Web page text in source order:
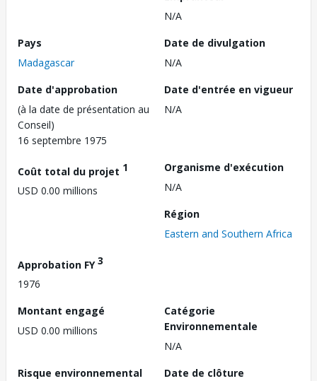
N/A
Pays
Madagascar
Date de divulgation
N/A
Date d'approbation
(à la date de présentation au
Conseil)
16 septembre 1975
Date d'entrée en vigueur
N/A
Coût total du projet 1
USD 0.00 millions
Organisme d'exécution
N/A
Région
Eastern and Southern Africa
Approbation FY3
1976
Montant engagé
USD 0.00 millions
Catégorie
Environnementale
N/A
Risque environnemental
Date de clôture